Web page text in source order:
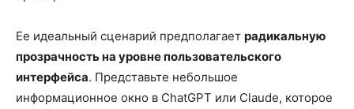
Ее идеальный сценарий предполагает радикальную
прозрачность на уровне пользовательского
интерфейса. Представьте небольшое
информационное окно в ChatGPT или Claude, которое